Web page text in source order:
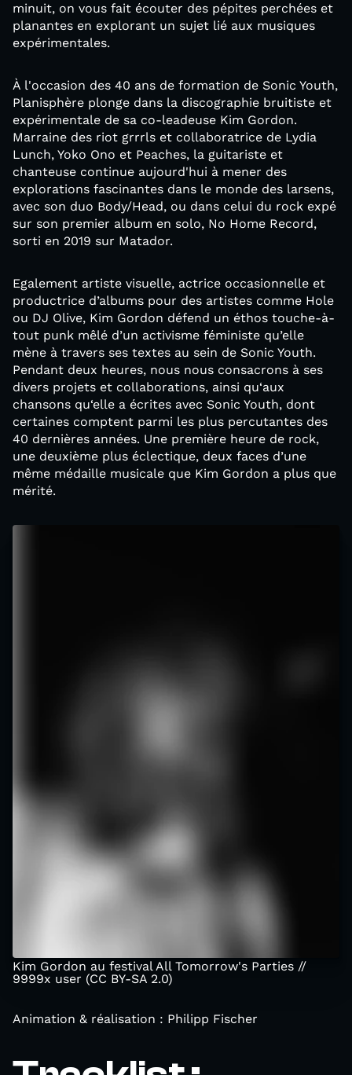
minuit, on vous fait écouter des pépites perchées et
planantes en explorant un sujet lié aux musiques
expérimentales.
À l'occasion des 40 ans de formation de Sonic Youth,
Planisphère plonge dans la discographie bruitiste et
expérimentale de sa co-leadeuse Kim Gordon.
Marraine des riot grrrls et collaboratrice de Lydia
Lunch, Yoko Ono et Peaches, la guitariste et
chanteuse continue aujourd'hui à mener des
explorations fascinantes dans le monde des larsens,
avec son duo Body/Head, ou dans celui du rock expé
sur son premier album en solo, No Home Record,
sorti en 2019 sur Matador.
Egalement artiste visuelle, actrice occasionnelle et
productrice d’albums pour des artistes comme Hole
ou DJ Olive, Kim Gordon défend un éthos touche-à-
tout punk mêlé d’un activisme féministe qu’elle
mène à travers ses textes au sein de Sonic Youth.
Pendant deux heures, nous nous consacrons à ses
divers projets et collaborations, ainsi qu‘aux
chansons qu‘elle a écrites avec Sonic Youth, dont
certaines comptent parmi les plus percutantes des
40 dernières années. Une première heure de rock,
une deuxième plus éclectique, deux faces d’une
même médaille musicale que Kim Gordon a plus que
mérité.
Kim Gordon au festival All Tomorrow's Parties //
9999x user (CC BY-SA 2.0)
Animation & réalisation : Philipp Fischer